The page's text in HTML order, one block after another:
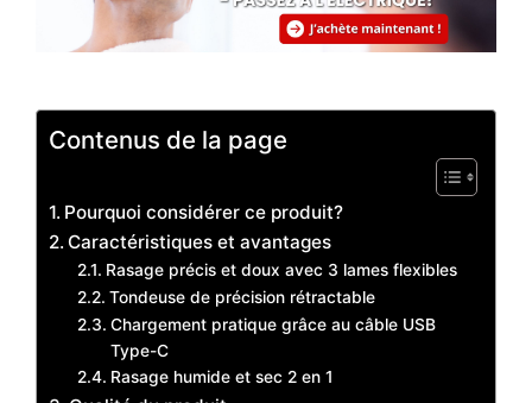
Contenus de la page
Pourquoi considérer ce produit?
Caractéristiques et avantages
Rasage précis et doux avec 3 lames flexibles
Tondeuse de précision rétractable
Chargement pratique grâce au câble USB
Type-C
Rasage humide et sec 2 en 1